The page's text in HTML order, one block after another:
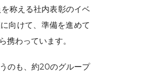
称える社内表彰のイベ
向けて、準備を進めて
わっています。
のも、約20のグループ